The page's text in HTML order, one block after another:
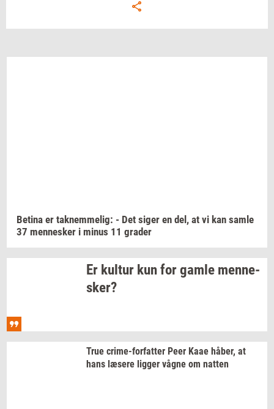
Be­ti­na er tak­nem­me­lig: - Det siger en del, at vi kan samle
37 men­ne­sker i minus 11 gra­der
Er kul­tur kun for gamle men­ne­
sker?
True crime-​forfatter Peer Kaae håber, at
hans læ­se­re lig­ger vågne om nat­ten